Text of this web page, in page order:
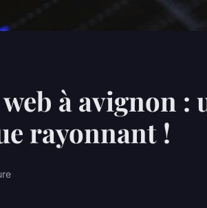
à avignon :
rayonnant !